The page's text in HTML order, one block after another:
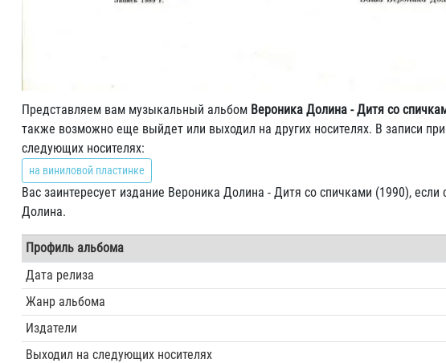
Представляем вам музыкальный альбом Вероника Долина - Дитя со
также возможно еще выйдет или выходил на других носителях. В записи
следующих носителях:
на виниловой пластинке
Вас заинтересует издание Вероника Долина - Дитя со спичками (1990),
Долина.
Профиль альбома
Дата релиза
Жанр альбома
Издатели
Выходил на следующих носителях